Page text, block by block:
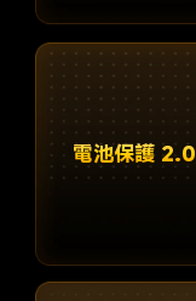
電池保護 2.0